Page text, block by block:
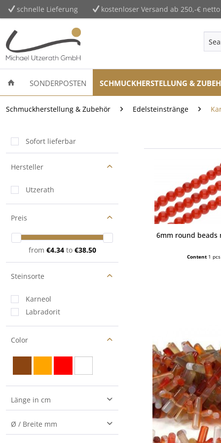
schnelle Lieferung kostenloser Versand ab 250,-€ netto
SONDERPOSTEN SCHMUCKHERSTELLUNG &
Schmuckherstellung & Zubehör Edelsteinstränge
Sofort lieferbar
Hersteller
Utzerath
Preis
from €4.34 to €38.50
Steinsorte
Karneol
Labradorit
Color
Länge in cm
35
40
Ø / Breite mm
6mm round beads
Content 1 pcs